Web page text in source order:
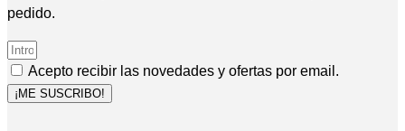
pedido.
Acepto recibir las novedades y ofertas por email.
¡ME SUSCRIBO!